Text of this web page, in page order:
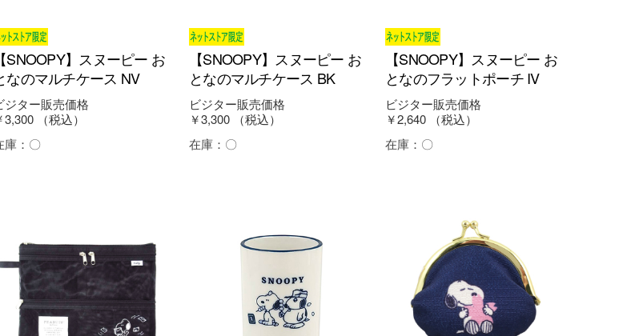
【SNOOPY】スヌーピー お
なのマルチケース NV
ジター販売価格
3,300
（税込）
庫： 〇
【SNOOPY】スヌーピー お
となのマルチケース BK
ビジター販売価格
￥3,300
（税込）
在庫： 〇
【SNOOPY】スヌーピー お
となのフラットポーチ IV
ビジター販売価格
￥2,640
（税込）
在庫： 〇